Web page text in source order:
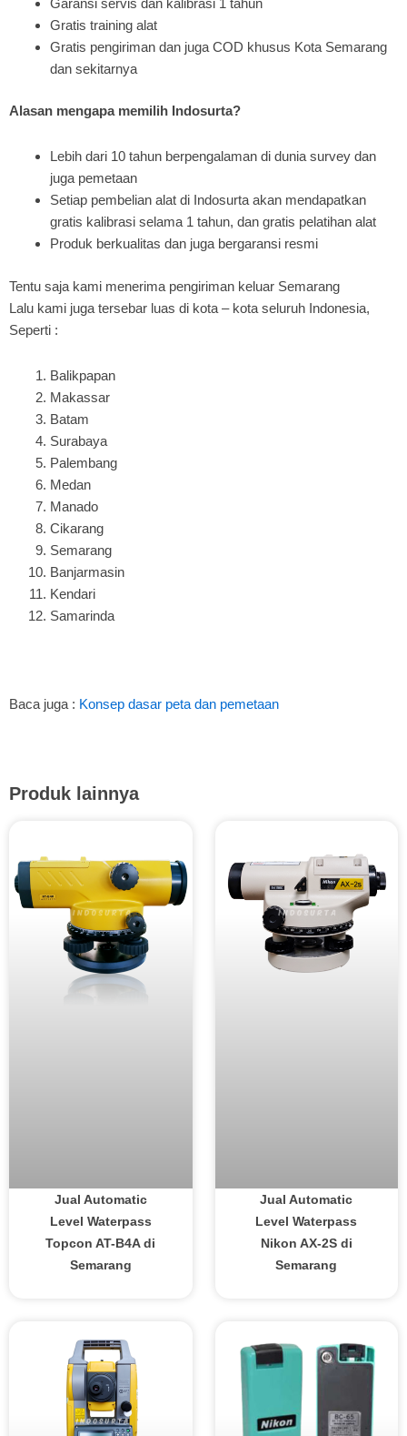
Gratis training alat
Gratis pengiriman dan juga COD khusus Kota Semarang
dan sekitarnya
Alasan mengapa memilih Indosurta?
Lebih dari 10 tahun berpengalaman di dunia survey dan
juga pemetaan
Setiap pembelian alat di Indosurta akan mendapatkan
gratis kalibrasi selama 1 tahun, dan gratis pelatihan alat
Produk berkualitas dan juga bergaransi resmi
Tentu saja kami menerima pengiriman keluar Semarang
Lalu kami juga tersebar luas di kota – kota seluruh Indonesia,
Seperti :
Balikpapan
Makassar
Batam
Surabaya
Palembang
Medan
Manado
Cikarang
Semarang
Banjarmasin
Kendari
Samarinda
Baca juga : Konsep dasar peta dan pemetaan
Produk lainnya
Jual Automatic
Level Waterpass
Topcon AT-B4A di
Semarang
Jual Automatic
Level Waterpass
Nikon AX-2S di
Semarang